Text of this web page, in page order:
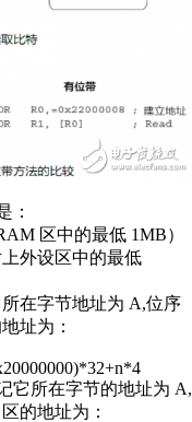
：
区中的最低 1MB）
外设区中的最低
在字节地址为 A,位序
址为：
所在字节的地址为 A,
的地址为：